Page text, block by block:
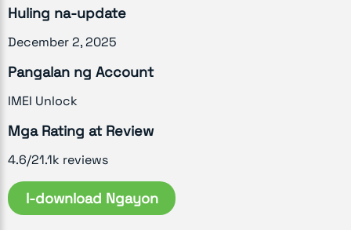
Huling na-update
December 2, 2025
Pangalan ng Account
IMEI Unlock
Mga Rating at Review
4.6/21.1k reviews
I-download Ngayon